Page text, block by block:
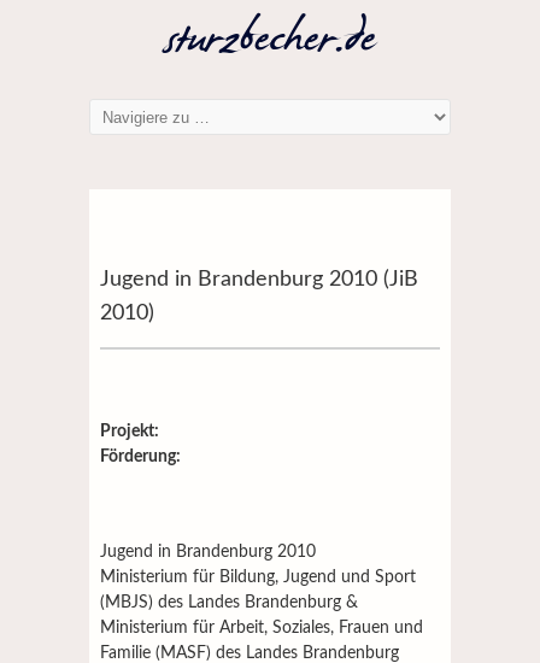
Jugend in Brandenburg 2010 (JiB
2010)
Projekt:
Förderung:
Jugend in Brandenburg 2010
Ministerium für Bildung, Jugend und Sport
(MBJS) des Landes Brandenburg &
Ministerium für Arbeit, Soziales, Frauen und
Familie (MASF) des Landes Brandenburg